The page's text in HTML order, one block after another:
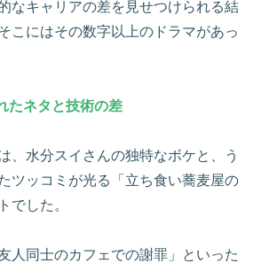
なキャリアの差を見せつけられる結
こにはその数字以上のドラマがあっ
たネタと技術の差
、水分スイさんの独特なボケと、う
ツッコミが光る「立ち食い蕎麦屋の
でした。
人同士のカフェでの謝罪」といった